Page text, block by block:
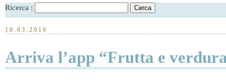
Ricerca :
10.03.2016
Arriva l’app “Frutta e